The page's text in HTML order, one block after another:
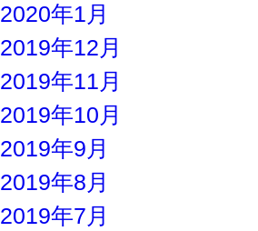
2020年1月
2019年12月
2019年11月
2019年10月
2019年9月
2019年8月
2019年7月